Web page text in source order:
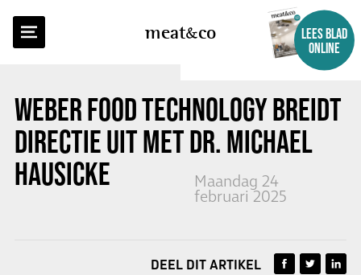
meatco
LEES BLAD
ONLINE
WEBER FOOD TECHNOLOGY BREIDT
DIRECTIE UIT MET DR. MICHAEL
HAUSICKE
Maandag 24
februari 2025
TERUG NAAR OVERZICHT
DEEL DIT ARTIKEL